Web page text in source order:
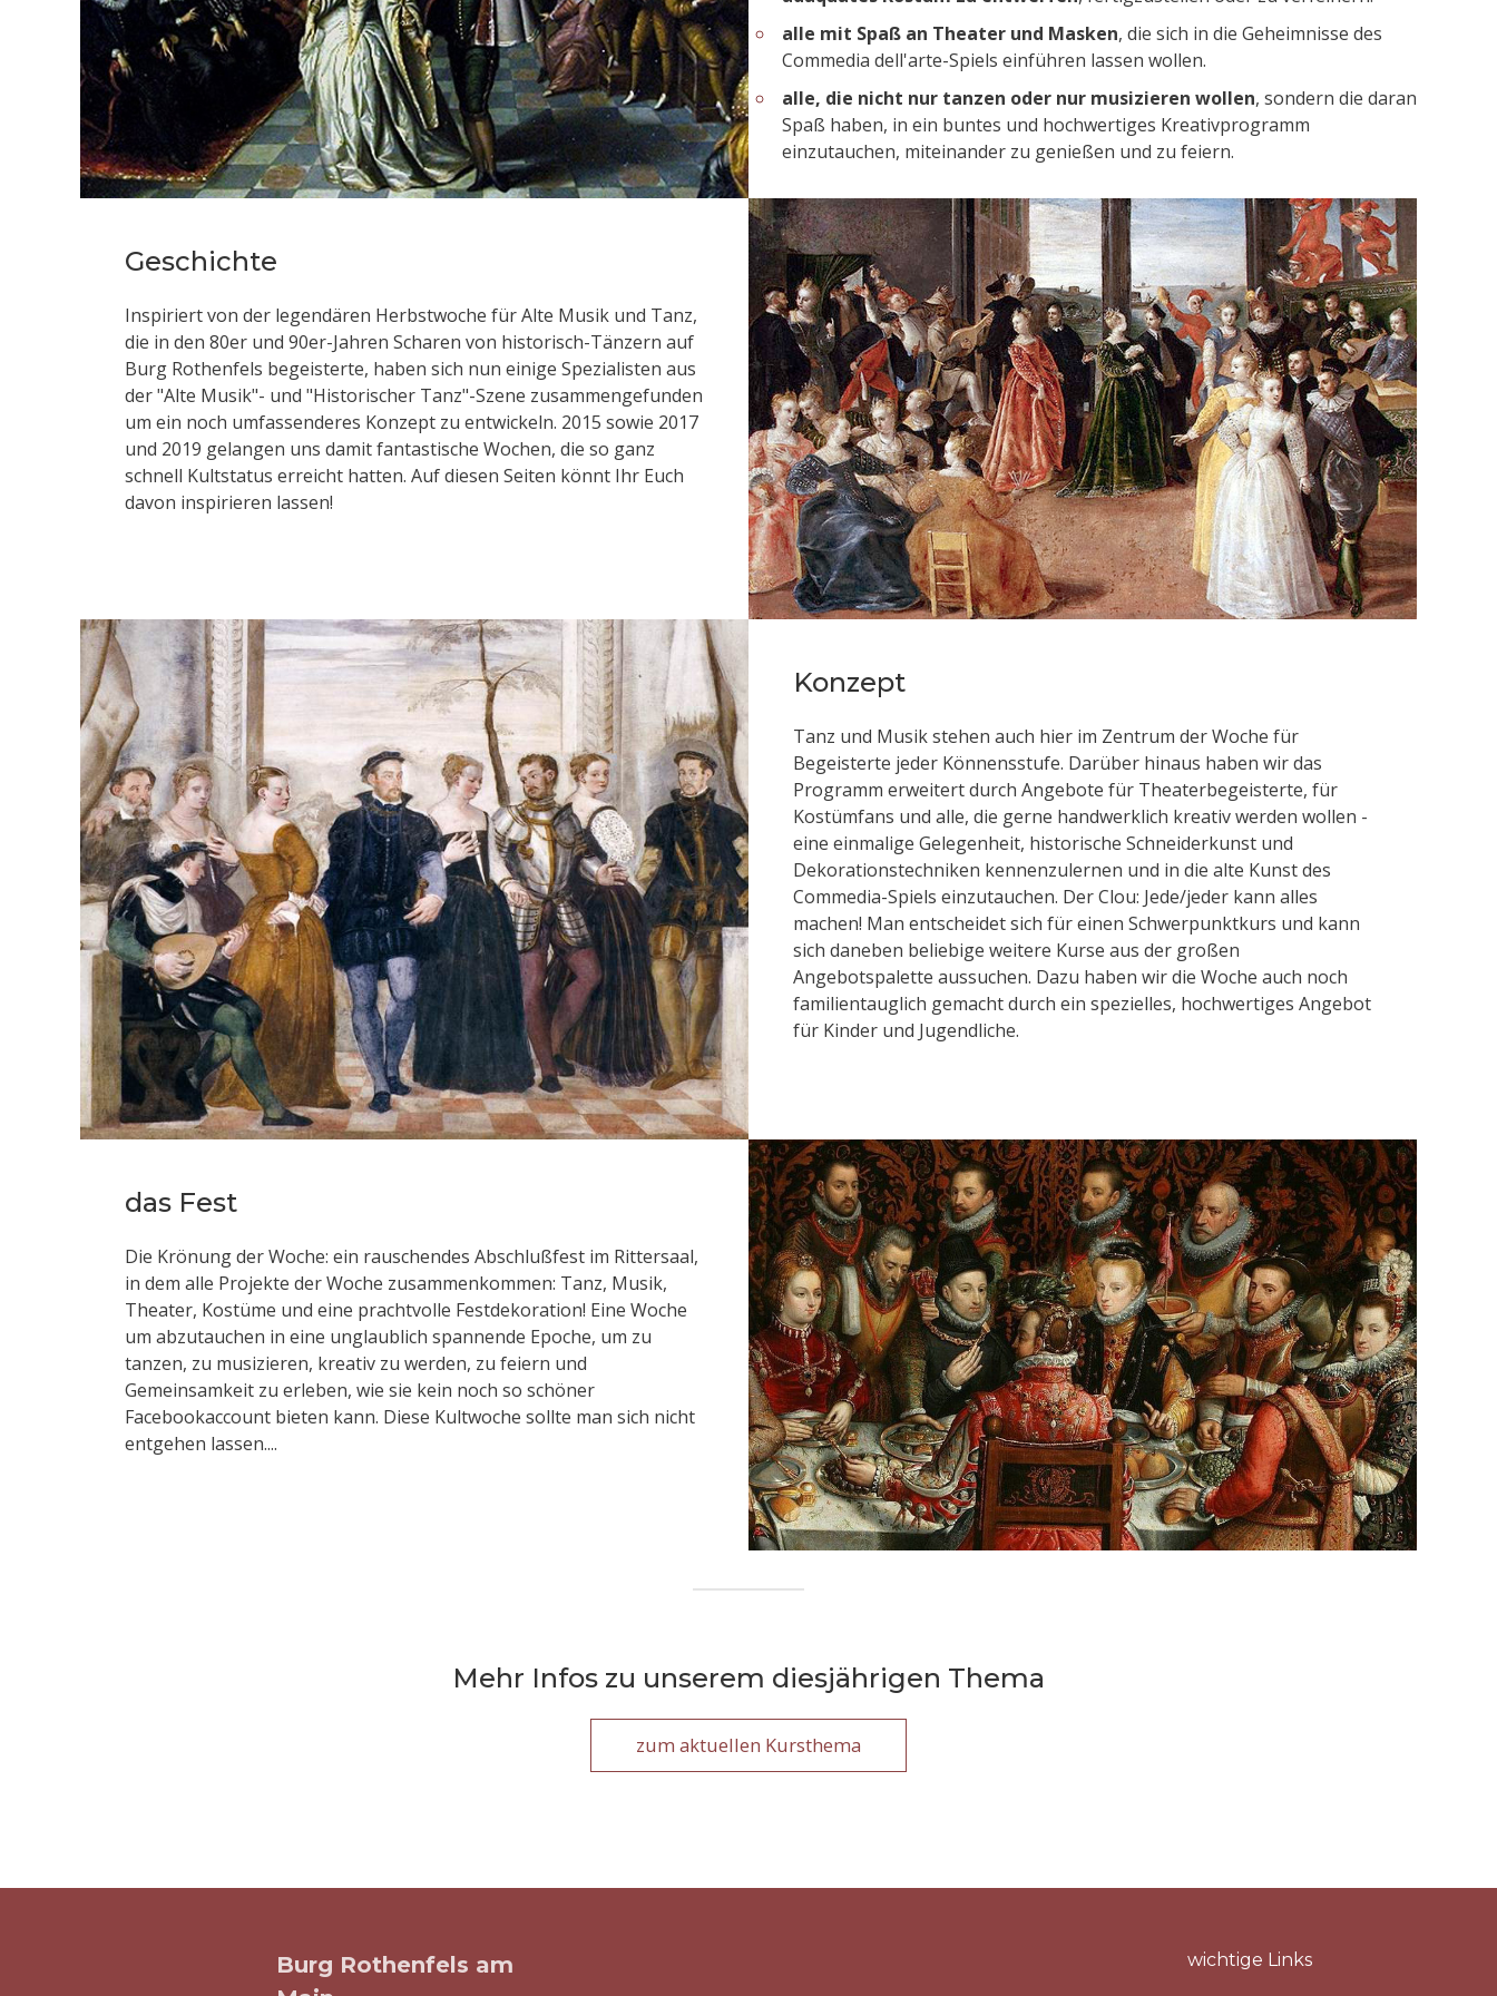
alle mit Spaß an Theater und Masken, die sich in die Geheimnisse des
Commedia dell'arte-Spiels einführen lassen wollen.
alle, die nicht nur tanzen oder nur musizieren wollen, sondern die daran
Spaß haben, in ein buntes und hochwertiges Kreativprogramm
einzutauchen, miteinander zu genießen und zu feiern.
Geschichte
Inspiriert von der legendären Herbstwoche für Alte Musik und Tanz,
die in den 80er und 90er-Jahren Scharen von historisch-Tänzern auf
Burg Rothenfels begeisterte, haben sich nun einige Spezialisten aus
der "Alte Musik"- und "Historischer Tanz"-Szene zusammengefunden
um ein noch umfassenderes Konzept zu entwickeln. 2015 sowie 2017
und 2019 gelangen uns damit fantastische Wochen, die so ganz
schnell Kultstatus erreicht hatten. Auf diesen Seiten könnt Ihr Euch
davon inspirieren lassen!
Konzept
Tanz und Musik stehen auch hier im Zentrum der Woche für
Begeisterte jeder Könnensstufe. Darüber hinaus haben wir das
Programm erweitert durch Angebote für Theaterbegeisterte, für
Kostümfans und alle, die gerne handwerklich kreativ werden wollen -
eine einmalige Gelegenheit, historische Schneiderkunst und
Dekorationstechniken kennenzulernen und in die alte Kunst des
Commedia-Spiels einzutauchen. Der Clou: Jede/jeder kann alles
machen! Man entscheidet sich für einen Schwerpunktkurs und kann
sich daneben beliebige weitere Kurse aus der großen
Angebotspalette aussuchen. Dazu haben wir die Woche auch noch
familientauglich gemacht durch ein spezielles, hochwertiges Angebot
für Kinder und Jugendliche.
das Fest
Die Krönung der Woche: ein rauschendes Abschlußfest im Rittersaal,
in dem alle Projekte der Woche zusammenkommen: Tanz, Musik,
Theater, Kostüme und eine prachtvolle Festdekoration! Eine Woche
um abzutauchen in eine unglaublich spannende Epoche, um zu
tanzen, zu musizieren, kreativ zu werden, zu feiern und
Gemeinsamkeit zu erleben, wie sie kein noch so schöner
Facebookaccount bieten kann. Diese Kultwoche sollte man sich nicht
entgehen lassen....
Mehr Infos zu unserem diesjährigen Thema
zum aktuellen Kursthema
Burg Rothenfels am
wichtige Links